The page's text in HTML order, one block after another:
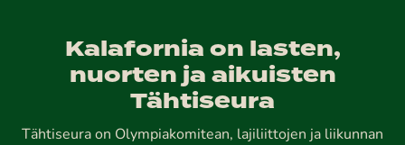
Kalafornia on lasten,
nuorten ja aikuisten
Tähtiseura
Tähtiseura on Olympiakomitean, lajiliittojen ja liikunnan